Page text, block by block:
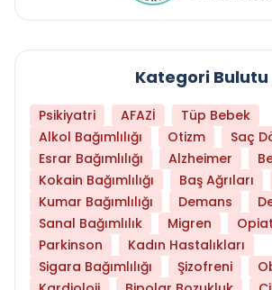
Kategori Bulutu
Psikiyatri AFAZİ
Tüp Bebek
Alkol Bağımlılığı
Otizm
Saç
Esrar Bağımlılığı
Alzheimer
Kokain Bağımlılığı
Baş Ağrıları
Kumar Bağımlılığı
Demans
Sanal Bağımlılık
Migren
Opiat
Parkinson
Kadın Hastalıkları
Sigara Bağımlılığı
Şizofreni